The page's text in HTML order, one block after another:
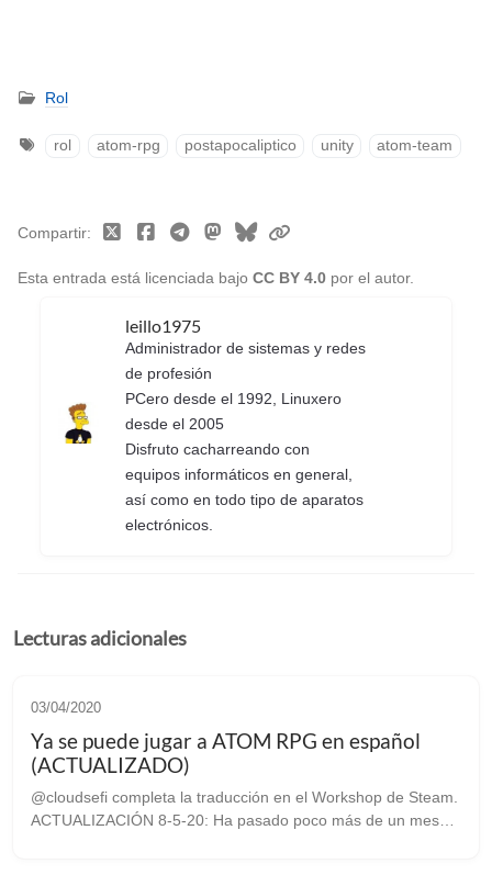
Rol
rol atom-rpg postapocaliptico unity atom-team
Esta entrada está licenciada bajo CC BY 4.0 por el autor.
Compartir
leillo1975
Administrador de sistemas y redes
de profesión
PCero desde el 1992, Linuxero
desde el 2005
Disfruto cacharreando con
equipos informáticos en general,
así como en todo tipo de aparatos
electrónicos.
Lecturas adicionales
03/04/2020
Ya se puede jugar a ATOM RPG en español
(ACTUALIZADO)
@cloudsefi completa la traducción en el Workshop de Steam.
ACTUALIZACIÓN 8-5-20: Ha pasado poco más de un mes